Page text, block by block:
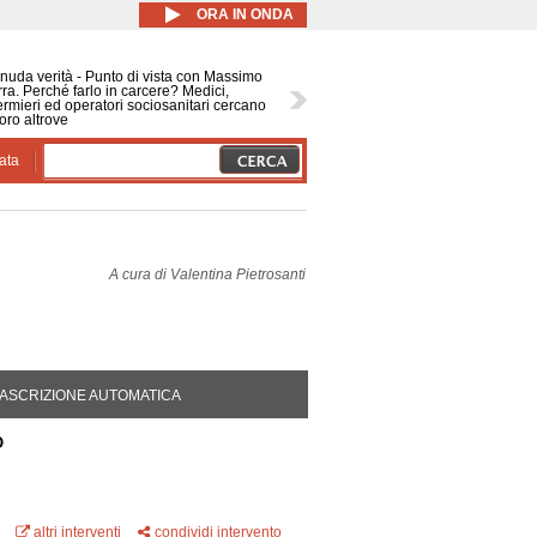
ORA IN ONDA
verità - Punto di vista con Massimo
Perché farlo in carcere? Medici,
ed operatori sociosanitari cercano
altrove
A cura di Valentina Pietrosanti
ATTIVA)AUTOMATICA
altri interventi condividi intervento